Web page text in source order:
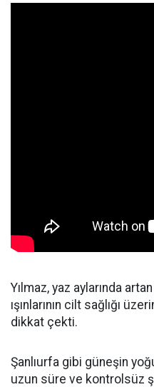
Yılmaz, yaz aylarında
ışınlarının cilt sağlığı
dikkat çekti.
Şanlıurfa gibi güneşin
uzun süre ve kontrolsüz